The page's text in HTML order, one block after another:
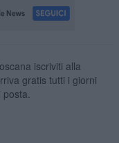
iscriviti alla
gratis tutti i giorni